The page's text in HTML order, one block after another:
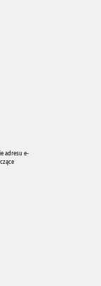
adresu e-